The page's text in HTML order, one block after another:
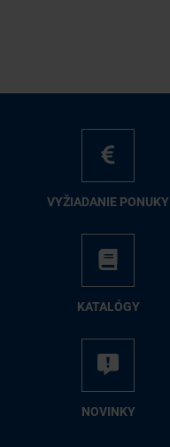
VY­ŽIA­DA­NIE PO­NU­KY
KA­TA­LÓ­GY
NO­VIN­KY